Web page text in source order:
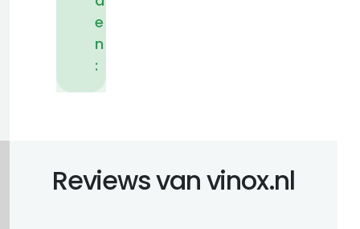
e
n
:
Reviews van vinox.nl